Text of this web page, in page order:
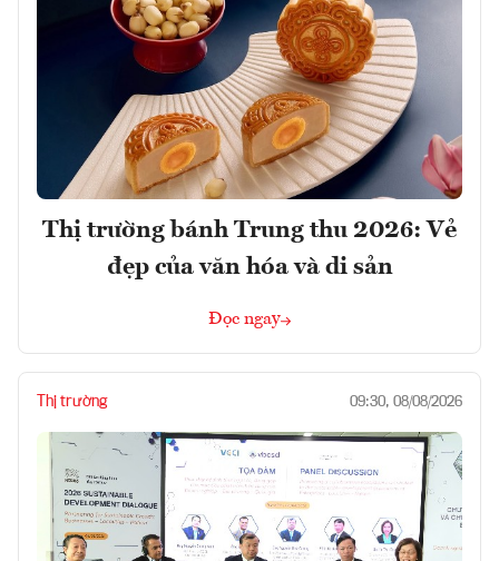
Thị trường bánh Trung thu 2026: Vẻ
đẹp của văn hóa và di sản
Đọc ngay
Thị trường 09:30, 08/08/2026